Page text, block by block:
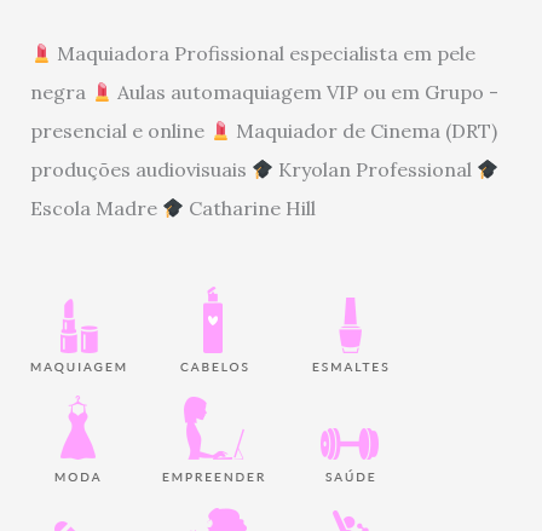
Maquiadora Profissional especialista em pele
negra
Aulas automaquiagem VIP ou em Grupo -
presencial e online
Maquiador de Cinema (DRT)
produções audiovisuais
Kryolan Professional
Escola Madre
Catharine Hill